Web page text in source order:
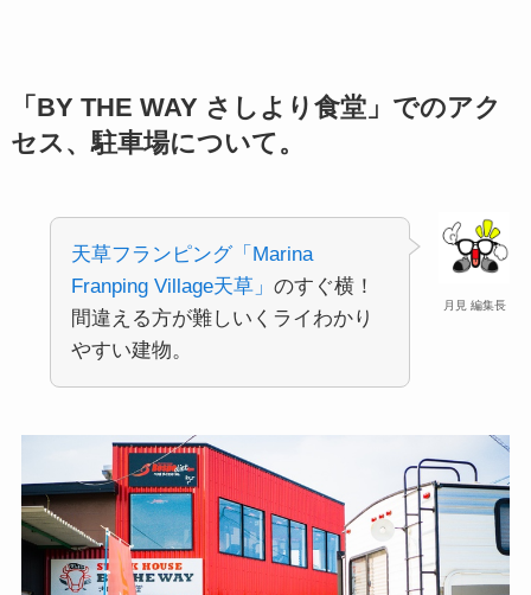
「BY THE WAY さしより食堂」でのアク
セス、駐車場について。
月見 編集長
天草フランピング「Marina
Franping Village天草」 のすぐ横！
間違える方が難しいくライわかり
やすい建物。